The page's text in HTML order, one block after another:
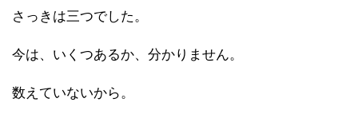
さっきは三つでした。
今は、いくつあるか、分かりません。
数えていないから。